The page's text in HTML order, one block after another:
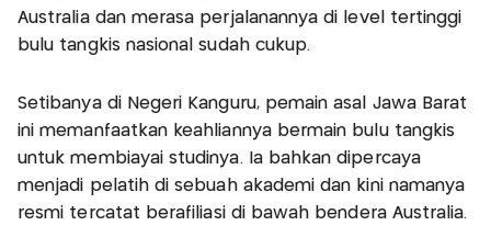
Australia dan merasa perjalanannya di level tertinggi
bulu tangkis nasional sudah cukup.
Setibanya di Negeri Kanguru, pemain asal Jawa Barat
ini memanfaatkan keahliannya bermain bulu tangkis
untuk membiayai studinya. Ia bahkan dipercaya
menjadi pelatih di sebuah akademi dan kini namanya
resmi tercatat berafiliasi di bawah bendera Australia.